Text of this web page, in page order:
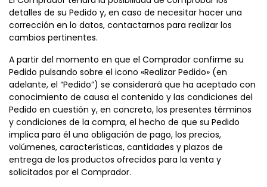
detalles de su Pedido y, en caso de necesitar hacer una
corrección en lo datos, contactarnos para realizar los
cambios pertinentes.
A partir del momento en que el Comprador confirme su
Pedido pulsando sobre el icono «Realizar Pedido» (en
adelante, el “Pedido”) se considerará que ha aceptado con
conocimiento de causa el contenido y las condiciones del
Pedido en cuestión y, en concreto, los presentes términos
y condiciones de la compra, el hecho de que su Pedido
implica para él una obligación de pago, los precios,
volúmenes, características, cantidades y plazos de
entrega de los productos ofrecidos para la venta y
solicitados por el Comprador.